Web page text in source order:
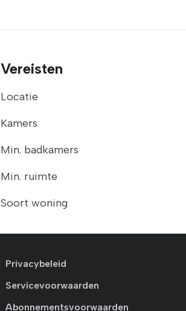
Vereisten
Locatie
Kamers
Min. badkamers
Min. ruimte
Soort woning
Privacybeleid
Servicevoorwaarden
Abonnementsvoorwaarden